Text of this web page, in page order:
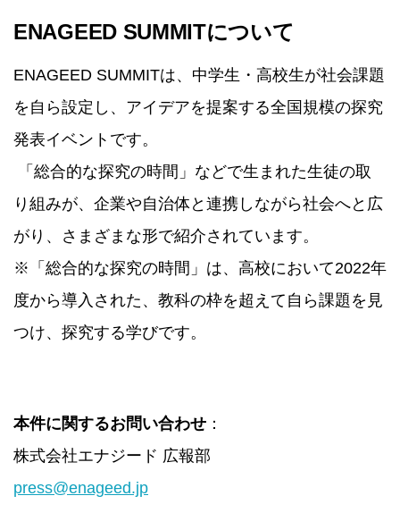
ENAGEED SUMMITについて
ENAGEED SUMMITは、中学生・高校生が社会課題
を自ら設定し、アイデアを提案する全国規模の探究
発表イベントです。
「総合的な探究の時間」などで生まれた生徒の取
り組みが、企業や自治体と連携しながら社会へと広
がり、さまざまな形で紹介されています。
※「総合的な探究の時間」は、高校において2022年
度から導入された、教科の枠を超えて自ら課題を見
つけ、探究する学びです。
本件に関するお問い合わせ ：
株式会社エナジード 広報部
press@enageed.jp